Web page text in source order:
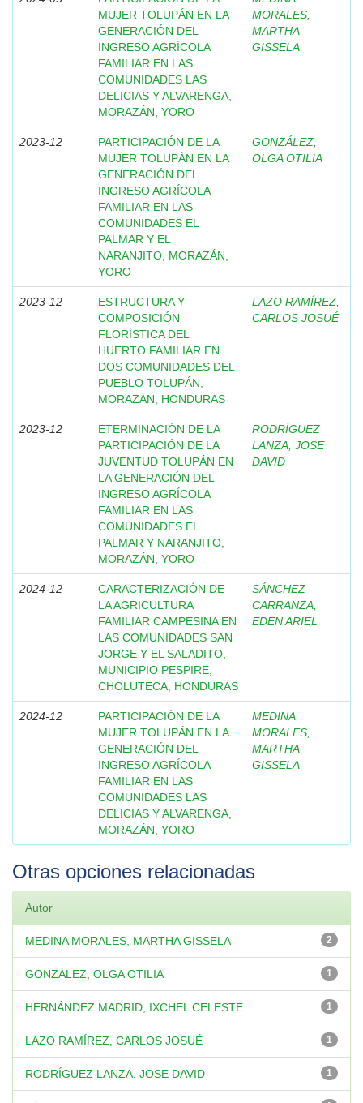
MUJER TOLUPÁN EN LA
GENERACIÓN DEL
INGRESO AGRÍCOLA
FAMILIAR EN LAS
COMUNIDADES LAS
DELICIAS Y ALVARENGA,
MORAZÁN, YORO
MORALES,
MARTHA
GISSELA
2023-12
PARTICIPACIÓN DE LA
MUJER TOLUPÁN EN LA
GENERACIÓN DEL
INGRESO AGRÍCOLA
FAMILIAR EN LAS
COMUNIDADES EL
PALMAR Y EL
NARANJITO, MORAZÁN,
YORO
GONZÁLEZ,
OLGA OTILIA
2023-12
ESTRUCTURA Y
COMPOSICIÓN
FLORÍSTICA DEL
HUERTO FAMILIAR EN
DOS COMUNIDADES DEL
PUEBLO TOLUPÁN,
MORAZÁN, HONDURAS
LAZO RAMÍREZ,
CARLOS JOSUÉ
2023-12
ETERMINACIÓN DE LA
PARTICIPACIÓN DE LA
JUVENTUD TOLUPÁN EN
LA GENERACIÓN DEL
INGRESO AGRÍCOLA
FAMILIAR EN LAS
COMUNIDADES EL
PALMAR Y NARANJITO,
MORAZÁN, YORO
RODRÍGUEZ
LANZA, JOSE
DAVID
2024-12
CARACTERIZACIÓN DE
LA AGRICULTURA
FAMILIAR CAMPESINA EN
LAS COMUNIDADES SAN
JORGE Y EL SALADITO,
MUNICIPIO PESPIRE,
CHOLUTECA, HONDURAS
SÁNCHEZ
CARRANZA,
EDEN ARIEL
2024-12
PARTICIPACIÓN DE LA
MUJER TOLUPÁN EN LA
GENERACIÓN DEL
INGRESO AGRÍCOLA
FAMILIAR EN LAS
COMUNIDADES LAS
DELICIAS Y ALVARENGA,
MORAZÁN, YORO
MEDINA
MORALES,
MARTHA
GISSELA
Otras opciones relacionadas
Autor
2
MEDINA MORALES, MARTHA GISSELA
1
GONZÁLEZ, OLGA OTILIA
1
HERNÁNDEZ MADRID, IXCHEL CELESTE
1
LAZO RAMÍREZ, CARLOS JOSUÉ
1
RODRÍGUEZ LANZA, JOSE DAVID